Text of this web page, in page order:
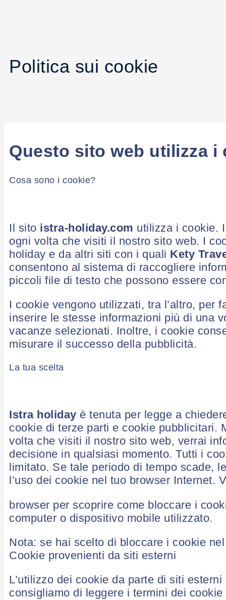
Politica sui cookie
Questo sito web utilizza i
Cosa sono i cookie?
Il sito istra-holiday.com utilizza i cookie.
ogni volta che visiti il ​​nostro sito web. I
holiday e da altri siti con i quali Kety
consentono al sistema di raccogliere
piccoli file di testo che possono essere
I cookie vengono utilizzati, tra l’altro,
inserire le stesse informazioni più di una
vacanze selezionati. Inoltre, i cookie
misurare il successo della pubblicità.
La tua scelta
Istra holiday è tenuta per legge a
cookie di terze parti e cookie pubblicitari.
volta che visiti il ​​nostro sito web, verrai
decisione in qualsiasi momento. Tutti i
limitato. Se tale periodo di tempo scade,
l’uso dei cookie nel tuo browser Internet.
browser per scoprire come bloccare i
computer o dispositivo mobile utilizzato.
Nota: se hai scelto di bloccare i cookie
Cookie provenienti da siti esterni
L’utilizzo dei cookie da parte di siti
consigliamo di leggere i termini dei